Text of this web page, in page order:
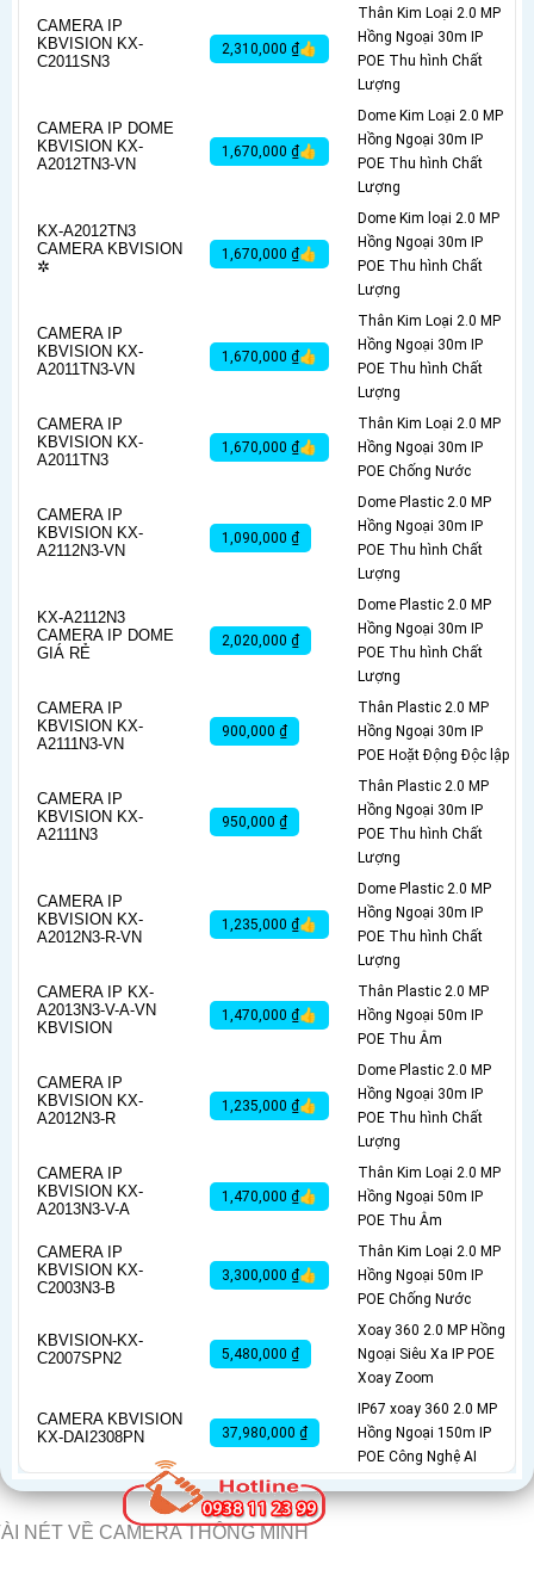
CAMERA IP
KBVISION KX-
C2011SN3
2,310,000 ₫👍
Thân Kim Loại 2.0 MP
Hồng Ngoại 30m IP
POE Thu hình Chất
Lượng
CAMERA IP DOME
KBVISION KX-
A2012TN3-VN
1,670,000 ₫👍
Dome Kim Loại 2.0 MP
Hồng Ngoại 30m IP
POE Thu hình Chất
Lượng
KX-A2012TN3
CAMERA KBVISION
✲
1,670,000 ₫👍
Dome Kim loại 2.0 MP
Hồng Ngoại 30m IP
POE Thu hình Chất
Lượng
CAMERA IP
KBVISION KX-
A2011TN3-VN
1,670,000 ₫👍
Thân Kim Loại 2.0 MP
Hồng Ngoại 30m IP
POE Thu hình Chất
Lượng
CAMERA IP
KBVISION KX-
A2011TN3
1,670,000 ₫👍
Thân Kim Loại 2.0 MP
Hồng Ngoại 30m IP
POE Chống Nước
CAMERA IP
KBVISION KX-
A2112N3-VN
1,090,000 ₫
Dome Plastic 2.0 MP
Hồng Ngoại 30m IP
POE Thu hình Chất
Lượng
KX-A2112N3
CAMERA IP DOME
GIÁ RẺ
2,020,000 ₫
Dome Plastic 2.0 MP
Hồng Ngoại 30m IP
POE Thu hình Chất
Lượng
CAMERA IP
KBVISION KX-
A2111N3-VN
900,000 ₫
Thân Plastic 2.0 MP
Hồng Ngoại 30m IP
POE Hoặt Động Độc lập
CAMERA IP
KBVISION KX-
A2111N3
950,000 ₫
Thân Plastic 2.0 MP
Hồng Ngoại 30m IP
POE Thu hình Chất
Lượng
CAMERA IP
KBVISION KX-
A2012N3-R-VN
1,235,000 ₫👍
Dome Plastic 2.0 MP
Hồng Ngoại 30m IP
POE Thu hình Chất
Lượng
CAMERA IP KX-
A2013N3-V-A-VN
KBVISION
1,470,000 ₫👍
Thân Plastic 2.0 MP
Hồng Ngoại 50m IP
POE Thu Âm
CAMERA IP
KBVISION KX-
A2012N3-R
1,235,000 ₫👍
Dome Plastic 2.0 MP
Hồng Ngoại 30m IP
POE Thu hình Chất
Lượng
CAMERA IP
KBVISION KX-
A2013N3-V-A
1,470,000 ₫👍
Thân Kim Loại 2.0 MP
Hồng Ngoại 50m IP
POE Thu Âm
CAMERA IP
KBVISION KX-
C2003N3-B
3,300,000 ₫👍
Thân Kim Loại 2.0 MP
Hồng Ngoại 50m IP
POE Chống Nước
KBVISION-KX-
C2007SPN2
5,480,000 ₫
Xoay 360 2.0 MP Hồng
Ngoại Siêu Xa IP POE
Xoay Zoom
CAMERA KBVISION
KX-DAI2308PN
37,980,000 ₫
IP67 xoay 360 2.0 MP
Hồng Ngoại 150m IP
POE Công Nghệ AI
NÉT VỀ CAMERA THÔNG MINH